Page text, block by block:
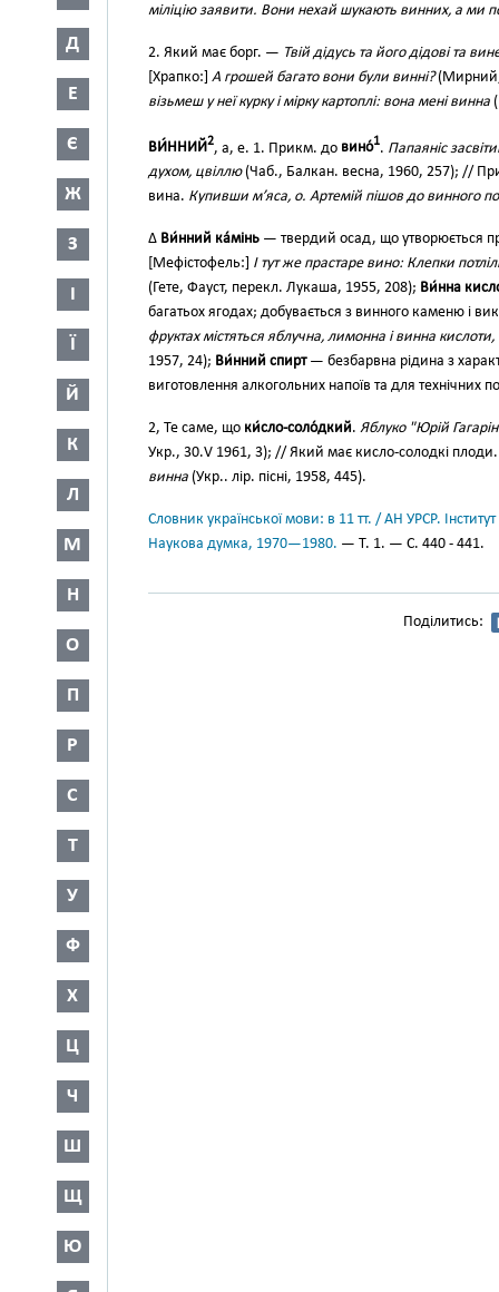
Д
Е
Є
Ж
З
І
Ї
Й
К
Л
М
Н
О
П
Р
С
Т
У
Ф
Х
Ц
Ч
Ш
Щ
Ю
міліцію заявити. Вони нехай шукають винних, а ми
2. Який має борг. — Твій дідусь та його дідові та
[Xрапко:] А грошей багато вони були винні?(Мирний,
візьмеш у неї курку і мірку картоплі: вона мені винна
ВИ́ННИЙ2, а, е. 1. Прикм. до вино́1. Папаяніс
духом, цвіллю(Чаб., Балкан. весна, 1960, 257); //
вина. Купивши м’яса, о. Артемій пішов до винного
∆ Ви́нний ка́мінь — твердий осад, що утворюється
[Мефістофель:] І тут же прастаре вино: Клепки
(Гете, Фауст, перекл. Лукаша, 1955, 208); Ви́нна
багатьох ягодах; добувається з винного каменю і
фруктах містяться яблучна, лимонна і винна
1957, 24); Ви́нний спирт— безбарвна рідина з
виготовлення алкогольних напоїв та для технічних
2, Те саме, що ки́сло-соло́дкий. Яблуко "Юрій
Укр., 30.V 1961, 3); // Який має кисло-солодкі
винна (Укр.. лір. пісні, 1958, 445).
Словник української мови: в 11 тт. / АН УРСР.
Наукова думка, 1970—1980. — Т. 1. — С. 440 - 441.
Поділитись: